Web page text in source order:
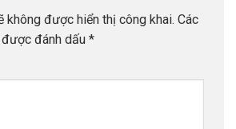
không được hiển thị công khai. Các
đánh dấu *